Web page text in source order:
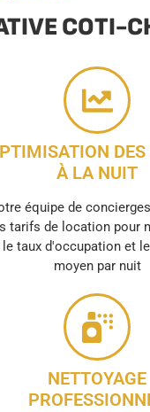
COTI-
DES
À LA NUIT
équipe de
tarifs de location pour
le taux d'occupation et
moyen par nuit
NETTOYAGE